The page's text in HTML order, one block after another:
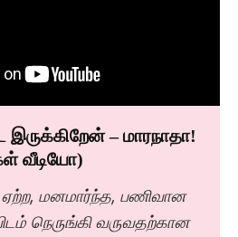
– மாரநாதா!
வீடியோ)
ஏற்ற, மனமார்ந்த, பணிவான
நெருங்கி வருவதற்கான